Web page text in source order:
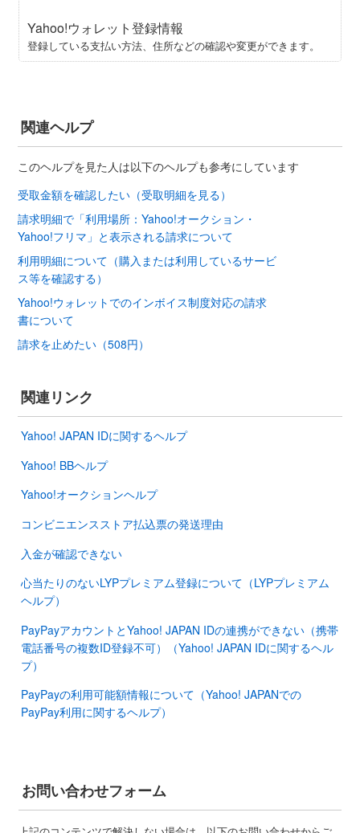
Yahoo!ウォレット登録情報
登録している支払い方法、住所などの確認や変更ができます。
関連ヘルプ
このヘルプを見た人は以下のヘルプも参考にしています
受取金額を確認したい（受取明細を見る）
請求明細で「利用場所：Yahoo!オークション・
Yahoo!フリマ」と表示される請求について
利用明細について（購入または利用しているサービ
ス等を確認する）
Yahoo!ウォレットでのインボイス制度対応の請求
書について
請求を止めたい（508円）
関連リンク
Yahoo! JAPAN IDに関するヘルプ
Yahoo! BBヘルプ
Yahoo!オークションヘルプ
コンビニエンスストア払込票の発送理由
入金が確認できない
心当たりのないLYPプレミアム登録について（LYPプレミアム
ヘルプ）
PayPayアカウントとYahoo! JAPAN IDの連携ができない（携帯
電話番号の複数ID登録不可）（Yahoo! JAPAN IDに関するヘル
プ）
PayPayの利用可能額情報について（Yahoo! JAPANでの
PayPay利用に関するヘルプ）
お問い合わせフォーム